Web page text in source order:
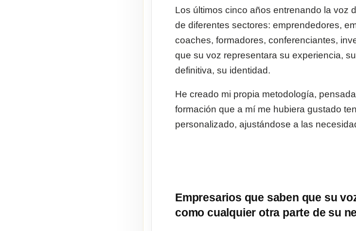
Los últimos cinco años entrenando la voz
de diferentes sectores: emprendedores,
coaches, formadores, conferenciantes,
que su voz representara su experiencia,
definitiva, su identidad.
He creado mi propia metodología,
formación que a mí me hubiera gustado
personalizado, ajustándose a las
Empresarios que saben que su
como cualquier otra parte de su